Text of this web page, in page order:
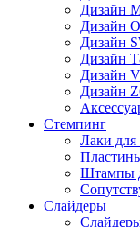
Дизайн
Дизайн
Дизайн
Дизайн
Дизайн
Дизайн
Стемпинг
Лаки для
Штампы
Слайдеры